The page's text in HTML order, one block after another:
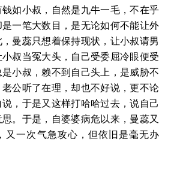
如小叔，自然是九牛一毛，不在乎
一笔大数目，是无论如何不能让外
曼蕊只想着保持现状，让小叔请男
叔当冤大头，自己受委屈冷眼便受
小叔，赖不到自己头上，是威胁不
公听了在理，却也不好说，更不论
，于是又这样打哈哈过去，说自己
。于是，自婆婆病危以来，曼蕊又
又一次气急攻心，但依旧是毫无办